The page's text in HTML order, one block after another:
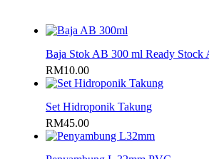
Baja Stok AB 300 ml Ready
RM10.00
Set Hidroponik Takung
RM45.00